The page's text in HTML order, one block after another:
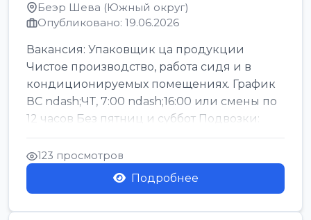
Беэр Шева (Южный округ)
Опубликовано: 19.06.2026
Вакансия: Упаковщик ца продукции
Чистое производство, работа сидя и в
кондиционируемых помещениях. График
ВС ndash;ЧТ, 7:00 ndash;16:00 или смены по
12 часов Без пятниц и суббот Подвозки:
Офаким, Нети...
123 просмотров
Подробнее